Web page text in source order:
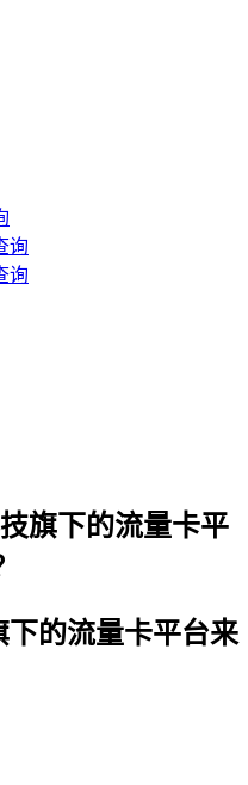
询
询
旗下的流量卡平
的流量卡平台来